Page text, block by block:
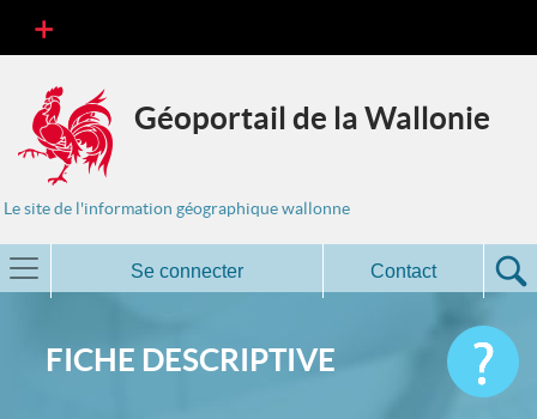
Géoportail de la Wallonie
Le site de l'information géographique wallonne
Se connecter Contact
FICHE DESCRIPTIVE